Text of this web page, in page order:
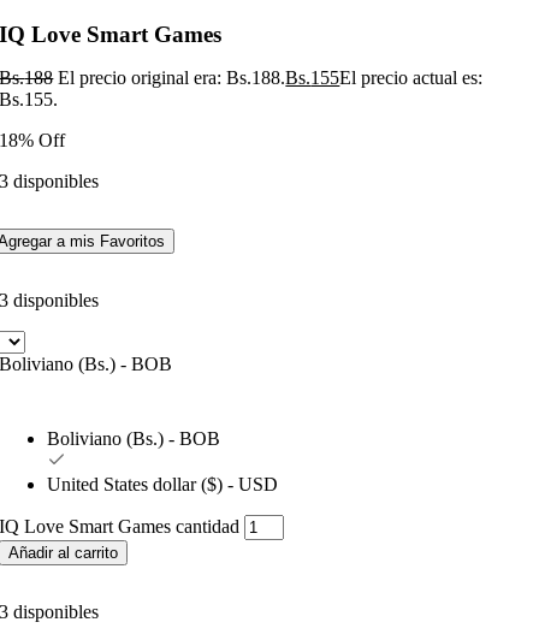
IQ Love Smart Games
Bs.188 El precio original era: Bs.188.Bs.155El precio actual es:
Bs.155.
18% Off
3 disponibles
a mis Favoritos
3 disponibles
Boliviano (Bs.) - BOB
Boliviano (Bs.) - BOB
United States dollar ($) - USD
IQ Love Smart Games cantidad
Añadir al carrito
3 disponibles